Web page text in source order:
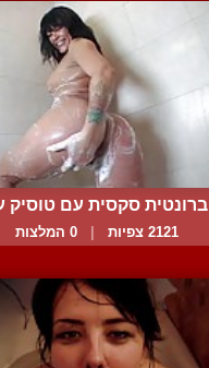
ברונטית סקסית עם טוסיק
2121 צפיות 0 המלצות